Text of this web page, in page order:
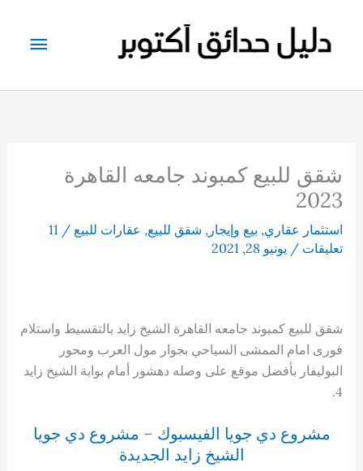
المحتوى
شقق للبيع كمبوند جامعه القاهرة
2023
استثمار عقاري, بيع وإيجار , شقق للبيع, عقارات للبيع /
11
تعليقات / يونيو 28, 2021
شقق للبيع كمبوند جامعه القاهرة الشيخ زايد بالتقسيط واستلام
فورى امام الممشى السياحي بجوار مول العرب ومحور
البوليفار بأفضل موقع على وصله دهشور أمام بوابة الشيخ زايد
4.
مشروع دي جويا الفيسبوك – مشروع دي جويا
الشيخ زايد الجديدة